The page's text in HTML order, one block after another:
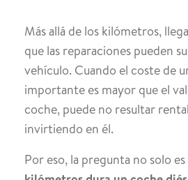
Más allá de los kilómetros,
que las reparaciones pueden
vehículo. Cuando el coste de
importante es mayor que el
coche, puede no resultar
invirtiendo en él.
Por eso, la pregunta no solo es